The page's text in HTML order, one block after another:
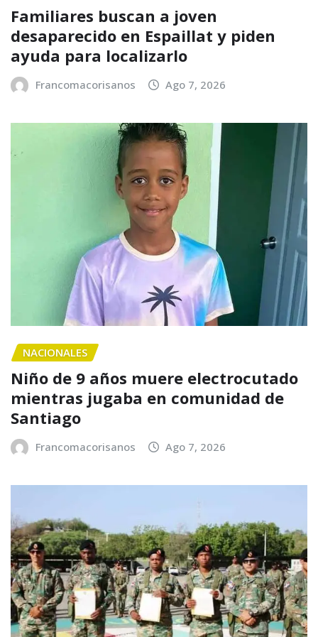
Familiares buscan a joven
desaparecido en Espaillat y piden
ayuda para localizarlo
Francomacorisanos Ago 7, 2026
NACIONALES
Niño de 9 años muere electrocutado
mientras jugaba en comunidad de
Santiago
Francomacorisanos Ago 7, 2026